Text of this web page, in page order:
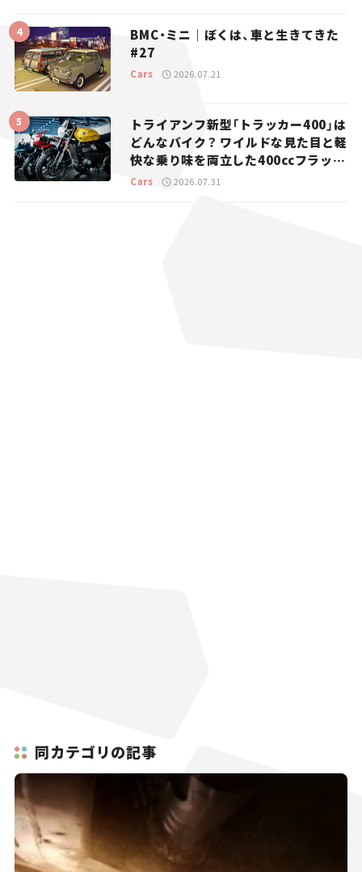
BMC・ミニ｜ぼくは、車と生きてきた
#27
Cars 2026.07.21
トライアンフ新型「トラッカー400」は
どんなバイク？ ワイルドな見た目と軽
快な乗り味を両立した400ccフラット
トラッカー【試乗レビュー】
Cars 2026.07.31
同カテゴリの記事